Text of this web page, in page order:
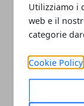
Utilizziamo i
web e il
categorie
Cookie Policy
working: ecco
necessari